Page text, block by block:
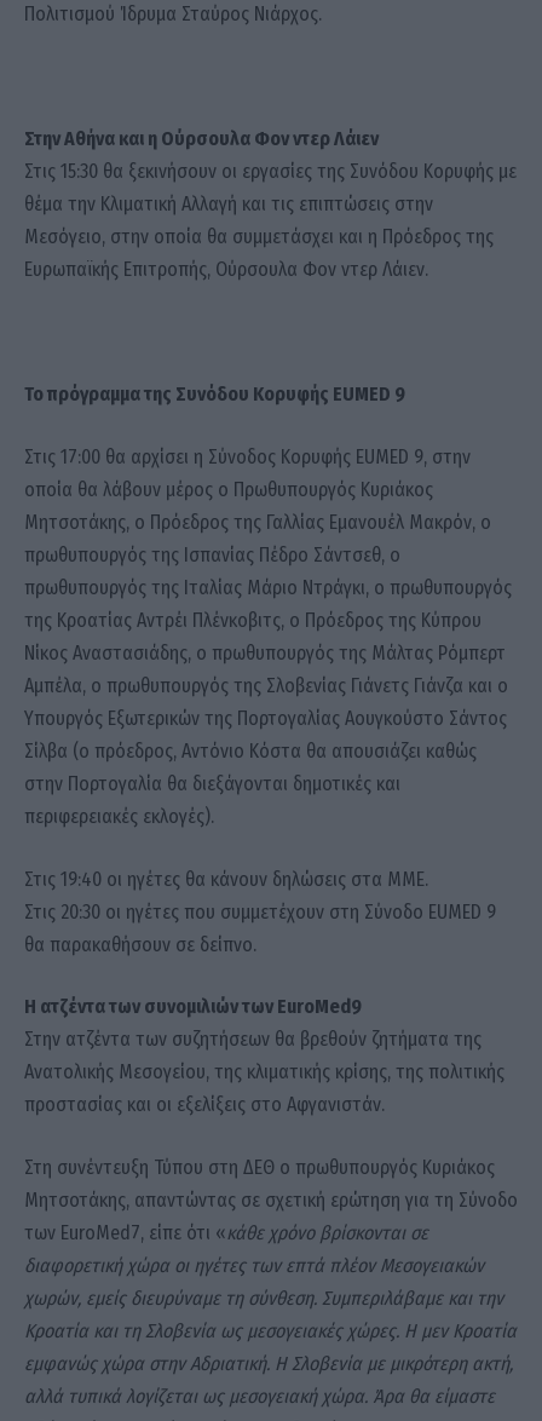
Πολιτισμού Ίδρυμα Σταύρος Νιάρχος.
Στην Αθήνα και η Ούρσουλα Φον ντερ Λάιεν
Στις 15:30 θα ξεκινήσουν οι εργασίες της Συνόδου Κορυφής με
θέμα την Κλιματική Αλλαγή και τις επιπτώσεις στην
Μεσόγειο, στην οποία θα συμμετάσχει και η Πρόεδρος της
Ευρωπαϊκής Επιτροπής, Ούρσουλα Φον ντερ Λάιεν.
Το πρόγραμμα της Συνόδου Κορυφής EUMED 9
Στις 17:00 θα αρχίσει η Σύνοδος Κορυφής EUMED 9, στην
οποία θα λάβουν μέρος ο Πρωθυπουργός Κυριάκος
Μητσοτάκης, ο Πρόεδρος της Γαλλίας Εμανουέλ Μακρόν, ο
πρωθυπουργός της Ισπανίας Πέδρο Σάντσεθ, ο
πρωθυπουργός της Ιταλίας Μάριο Ντράγκι, ο πρωθυπουργός
της Κροατίας Αντρέι Πλένκοβιτς, ο Πρόεδρος της Κύπρου
Νίκος Αναστασιάδης, ο πρωθυπουργός της Μάλτας Ρόμπερτ
Αμπέλα, ο πρωθυπουργός της Σλοβενίας Γιάνετς Γιάνζα και ο
Υπουργός Εξωτερικών της Πορτογαλίας Αουγκούστο Σάντος
Σίλβα (ο πρόεδρος, Αντόνιο Κόστα θα απουσιάζει καθώς
στην Πορτογαλία θα διεξάγονται δημοτικές και
περιφερειακές εκλογές).
Στις 19:40 οι ηγέτες θα κάνουν δηλώσεις στα ΜΜΕ.
Στις 20:30 οι ηγέτες που συμμετέχουν στη Σύνοδο EUMED 9
θα παρακαθήσουν σε δείπνο.
Η ατζέντα των συνομιλιών των EuroMed9
Στην ατζέντα των συζητήσεων θα βρεθούν ζητήματα της
Ανατολικής Μεσογείου, της κλιματικής κρίσης, της πολιτικής
προστασίας και οι εξελίξεις στο Αφγανιστάν.
Στη συνέντευξη Τύπου στη ΔΕΘ ο πρωθυπουργός Κυριάκος
Μητσοτάκης, απαντώντας σε σχετική ερώτηση για τη Σύνοδο
των EuroMed7, είπε ότι «κάθε χρόνο βρίσκονται σε
διαφορετική χώρα οι ηγέτες των επτά πλέον Μεσογειακών
χωρών, εμείς διευρύναμε τη σύνθεση. Συμπεριλάβαμε και την
Κροατία και τη Σλοβενία ως μεσογειακές χώρες. Η μεν Κροατία
εμφανώς χώρα στην Αδριατική. Η Σλοβενία με μικρότερη ακτή,
αλλά τυπικά λογίζεται ως μεσογειακή χώρα. Άρα θα είμαστε